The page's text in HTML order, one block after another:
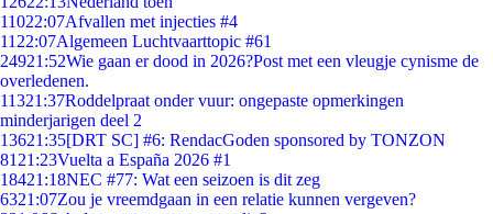
11022:07Afvallen met injecties #4
11 22:07Algemeen Luchtvaarttopic #61
24921:52Wie gaan er dood in 2026?Post met een vleugje cynisme de
overledenen.
11321:37Roddelpraat onder vuur: ongepaste opmerkingen
minderjarigen deel 2
13621:35[DRT SC] #6: RendacGoden sponsored by TONZON
81 21:23Vuelta a España 2026 #1
18421:18NEC #77: Wat een seizoen is dit zeg
6321:07Zou je vreemdgaan in een relatie kunnen vergeven?